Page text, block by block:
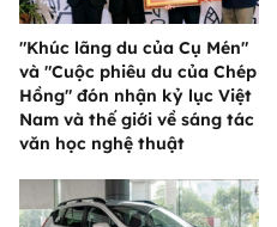
"Khúc lãng du của Cụ Mén"
và "Cuộc phiêu du của Chép
Hồng" đón nhận kỷ lục Việt
Nam và thế giới về sáng tác
văn học nghệ thuật